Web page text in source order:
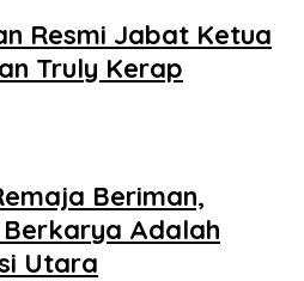
Resmi Jabat Ketua
Truly Kerap
Beriman,
Adalah
Utara